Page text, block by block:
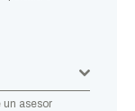
un asesor